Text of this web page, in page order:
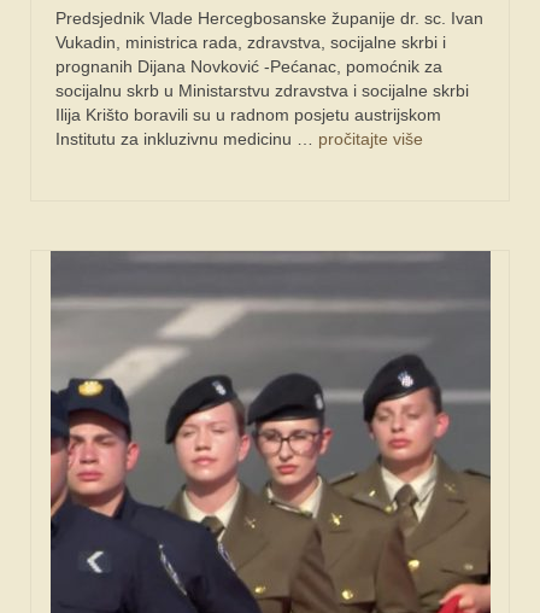
Predsjednik Vlade Hercegbosanske županije dr. sc. Ivan
Vukadin, ministrica rada, zdravstva, socijalne skrbi i
prognanih Dijana Novković -Pećanac, pomoćnik za
socijalnu skrb u Ministarstvu zdravstva i socijalne skrbi
Ilija Krišto boravili su u radnom posjetu austrijskom
Institutu za inkluzivnu medicinu … pročitajte više